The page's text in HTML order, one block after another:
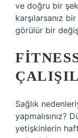
ve doğru bir
karşılarsanız
görülür bir
Sağlık
yapmalısınız?
yetişkinlerin